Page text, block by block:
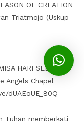
OF CREATION
Triatmojo (Uskup
HARI SELASA –
Angels Chapel
dUAEoUE_80Q
Tuhan memberkati